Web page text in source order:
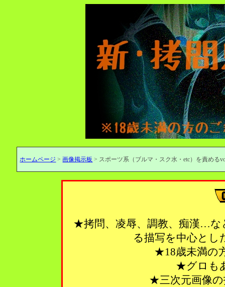
ホームページ >画像掲示板 > スポーツ系（ブルマ・スク水・etc）を責める
★拷問、凌辱、調教、痴漢…な
る描写を中心とし
★18歳未満の
★グロも
★三次元画像